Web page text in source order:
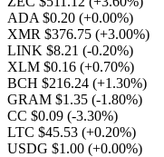
ADA $0.20 (+0.00%)
XMR $376.75 (+3.00%)
LINK $8.21 (-0.20%)
XLM $0.16 (+0.70%)
BCH $216.24 (+1.30%)
GRAM $1.35 (-1.80%)
CC $0.09 (-3.30%)
LTC $45.53 (+0.20%)
USDG $1.00 (+0.00%)